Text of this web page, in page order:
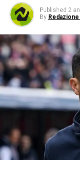
Published 2
By